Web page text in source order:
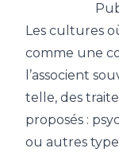
Les cultures
comme une
l’associent
telle, des
proposés :
ou autres